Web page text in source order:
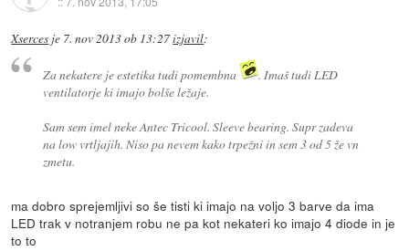
Xserces je 7. nov 2013 ob 13:27izjavil:
Za nekatere je estetika tudi pomembna
. Imaš tudi LED
ventilatorje ki imajo bolše ležaje.
Sam sem imel neke Antec Tricool. Sleeve bearing. Supr zadeva
na low vrtljajih. Niso pa nevem kako trpežni in sem 3 od 5 že vn
zmetu.
ma dobro sprejemljivi so še tisti ki imajo na voljo 3 barve da ima
LED trak v notranjem robu ne pa kot nekateri ko imajo 4 diode in je
to to